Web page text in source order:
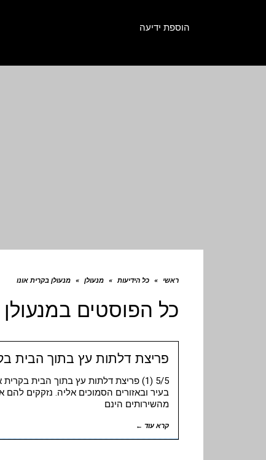
הוספת ידיעה
ראשי » כל הידיעות » מנעולן » מנעולן בקרית אונו
כל הפוסטים ב
פריצת דלתות עץ בתוך הבית
5/5 (1) פריצת דלתות עץ בתוך הבית
בעיר ובאזורים הסמוכים אליה. נזקקים להם
מהשירותים הינם
קרא עוד ←